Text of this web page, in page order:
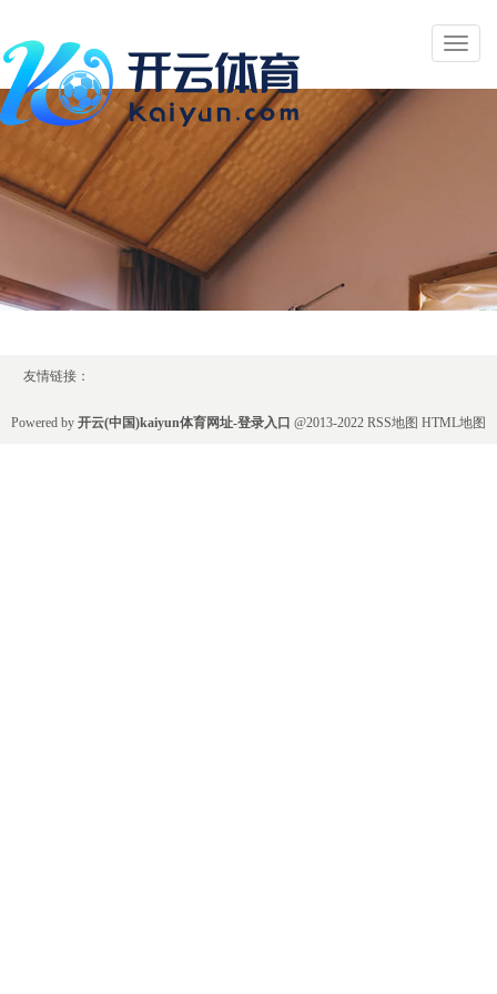
Toggle
友情链接：
Powered by 开云(中国)kaiyun体育网址-登录入口 @2013-2022 RSS地图 HTML地图